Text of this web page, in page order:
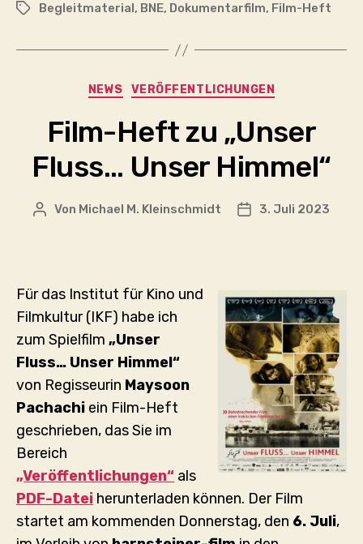
Schlagwörter
Begleitmaterial, BNE, Dokumentarfilm, Film-Heft
Kategorien
NEWS VERÖFFENTLICHUNGEN
Film-Heft zu „Unser
Fluss… Unser Himmel“
Beitragsautor
Von Michael M. Kleinschmidt 3. Juli 2023
Für das Institut für Kino und
Filmkultur (IKF) habe ich
zum Spielfilm „Unser
Fluss… Unser Himmel“
von Regisseurin Maysoon
Pachachi ein Film-Heft
geschrieben, das Sie im
Bereich
„Veröffentlichungen“ als
PDF-Datei herunterladen können. Der Film
startet am kommenden Donnerstag, den 6. Juli,